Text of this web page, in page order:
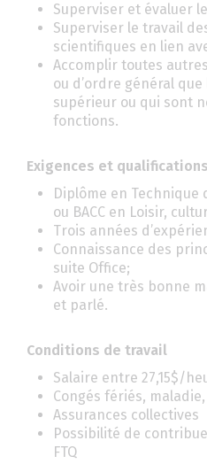
Superviser et évaluer
Superviser le travail
scientifiques en lien
Accomplir toutes
ou d’ordre général
supérieur ou qui sont
fonctions.
Exigences et qualifications
Diplôme en
ou BACC en Loisir,
Trois années
Connaissance des
suite Office;
Avoir une très bonne
et parlé.
Conditions de travail
Salaire entre 27,15$/
Congés fériés,
Assurances collectives
Possibilité de
FTQ